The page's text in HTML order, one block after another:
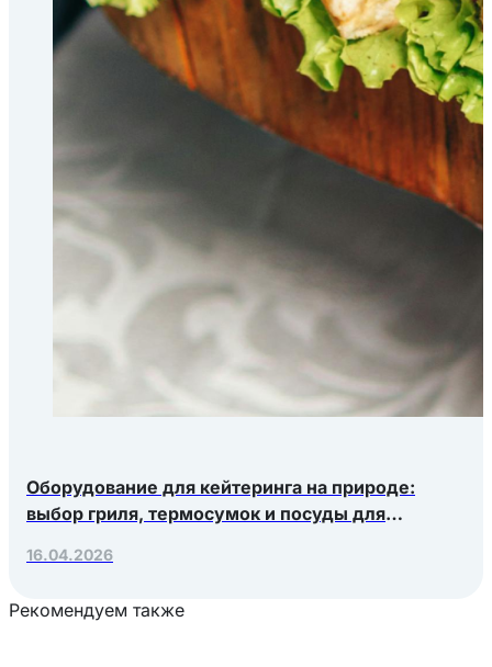
Оборудование для кейтеринга на природе:
выбор гриля, термосумок и посуды для
16.04.2026
Рекомендуем также
Загрузка товаров